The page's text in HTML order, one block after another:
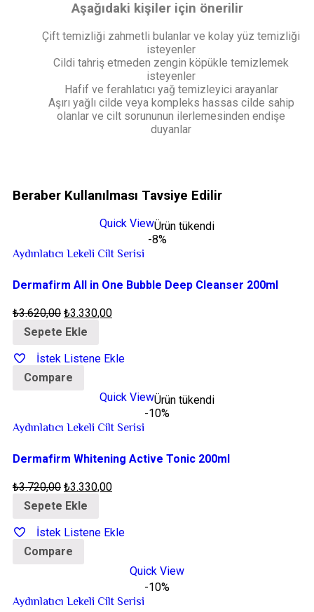
Aşağıdaki kişiler için önerilir
Çift temizliği zahmetli bulanlar ve kolay yüz temizliği
isteyenler
Cildi tahriş etmeden zengin köpükle temizlemek
isteyenler
Hafif ve ferahlatıcı yağ temizleyici arayanlar
Aşırı yağlı cilde veya kompleks hassas cilde sahip
olanlar ve cilt sorununun ilerlemesinden endişe
duyanlar
Beraber Kullanılması Tavsiye Edilir
Quick ViewÜrün tükendi
-8%
Aydınlatıcı Lekeli Cilt Serisi
Dermafirm All in One Bubble Deep Cleanser 200ml
₺3.620,00 ₺3.330,00
Sepete Ekle
İstek Listene Ekle
Compare
Quick ViewÜrün tükendi
-10%
Aydınlatıcı Lekeli Cilt Serisi
Dermafirm Whitening Active Tonic 200ml
₺3.720,00 ₺3.330,00
Sepete Ekle
İstek Listene Ekle
Compare
Quick View
-10%
Aydınlatıcı Lekeli Cilt Serisi